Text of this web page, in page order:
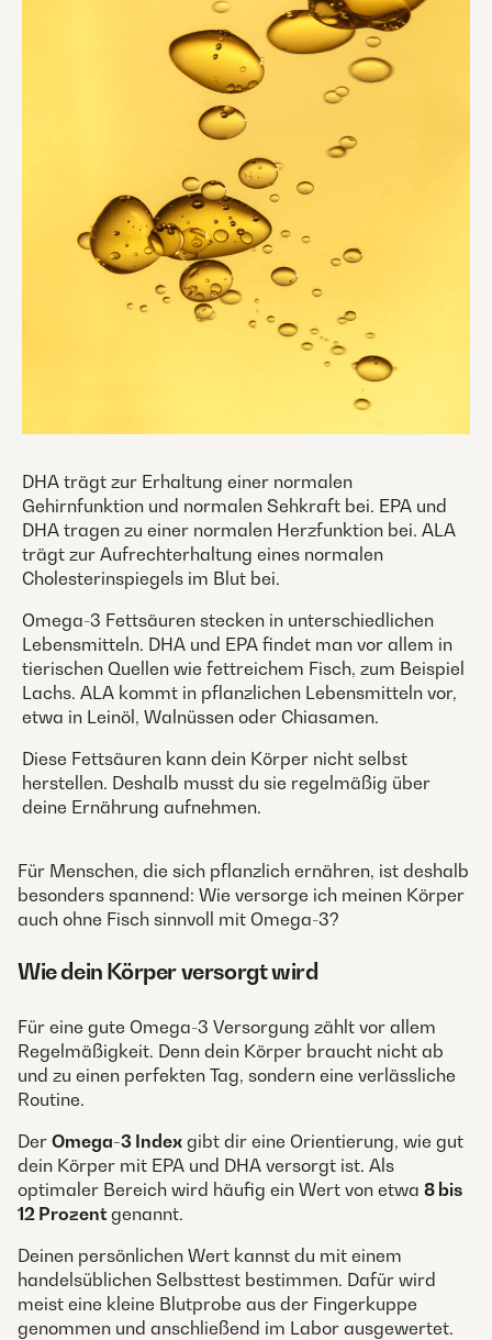
DHA trägt zur Erhaltung einer normalen
Gehirnfunktion und normalen Sehkraft bei. EPA und
DHA tragen zu einer normalen Herzfunktion bei. ALA
trägt zur Aufrechterhaltung eines normalen
Cholesterinspiegels im Blut bei.
Omega-3 Fettsäuren stecken in unterschiedlichen
Lebensmitteln. DHA und EPA findet man vor allem in
tierischen Quellen wie fettreichem Fisch, zum Beispiel
Lachs. ALA kommt in pflanzlichen Lebensmitteln vor,
etwa in Leinöl, Walnüssen oder Chiasamen.
Diese Fettsäuren kann dein Körper nicht selbst
herstellen. Deshalb musst du sie regelmäßig über
deine Ernährung aufnehmen.
Für Menschen, die sich pflanzlich ernähren, ist deshalb
besonders spannend: Wie versorge ich meinen Körper
auch ohne Fisch sinnvoll mit Omega-3?
Wie dein Körper versorgt wird
Für eine gute Omega-3 Versorgung zählt vor allem
Regelmäßigkeit. Denn dein Körper braucht nicht ab
und zu einen perfekten Tag, sondern eine verlässliche
Routine.
Der Omega-3 Index gibt dir eine Orientierung, wie gut
dein Körper mit EPA und DHA versorgt ist. Als
optimaler Bereich wird häufig ein Wert von etwa 8 bis
12 Prozent genannt.
Deinen persönlichen Wert kannst du mit einem
handelsüblichen Selbsttest bestimmen. Dafür wird
meist eine kleine Blutprobe aus der Fingerkuppe
genommen und anschließend im Labor ausgewertet.